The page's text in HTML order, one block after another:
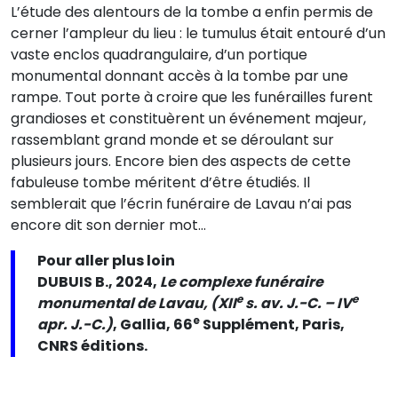
L’étude des alentours de la tombe a enfin permis de
cerner l’ampleur du lieu : le tumulus était entouré d’un
vaste enclos quadrangulaire, d’un portique
monumental donnant accès à la tombe par une
rampe. Tout porte à croire que les funérailles furent
grandioses et constituèrent un événement majeur,
rassemblant grand monde et se déroulant sur
plusieurs jours. Encore bien des aspects de cette
fabuleuse tombe méritent d’être étudiés. Il
semblerait que l’écrin funéraire de Lavau n’ai pas
encore dit son dernier mot…
Pour aller plus loin
DUBUIS B., 2024, Le complexe funéraire
monumental de Lavau, (XIIes. av. J.-C. – IVe
apr. J.-C.), Gallia, 66e Supplément, Paris,
CNRS éditions.